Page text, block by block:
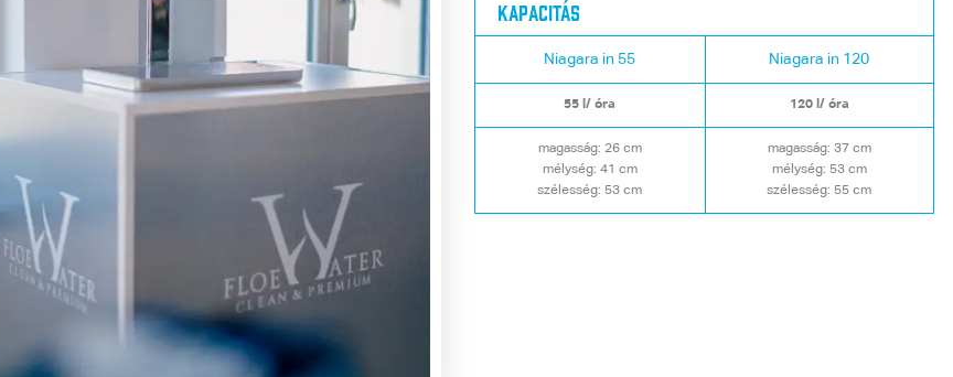
Kapacitás
Niagara in 55
55 l/ óra
magasság: 26 cm
mélység: 41 cm
szélesség: 53 cm
Niagara in 120
120 l/ óra
magasság: 37 cm
mélység: 53 cm
szélesség: 55 cm